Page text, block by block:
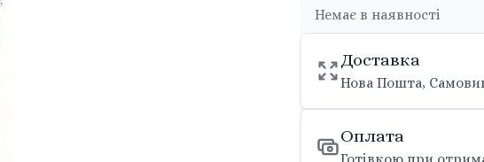
Немає в наявності
Доставка
Нова Пошта,
Оплата